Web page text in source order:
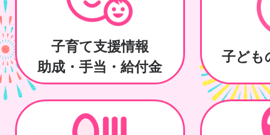
子育て支援情報
助成・手当・給付金
子ども